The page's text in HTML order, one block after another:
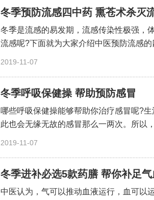
冬季预防流感四中药 熏苍术杀灭
冬季是流感的易发期，流感传染性极强，
流感呢?下面就为大家介绍中医预防流感
2019-11-07
冬季呼吸保健操 帮助预防感冒
哪些呼吸保健操能够帮助你治疗感冒呢?
此也会无缘无故的感冒那么一两次。所以
2019-11-07
冬季进补必选5款药膳 帮你补足
中医认为，气可以推动血液运行，血可以